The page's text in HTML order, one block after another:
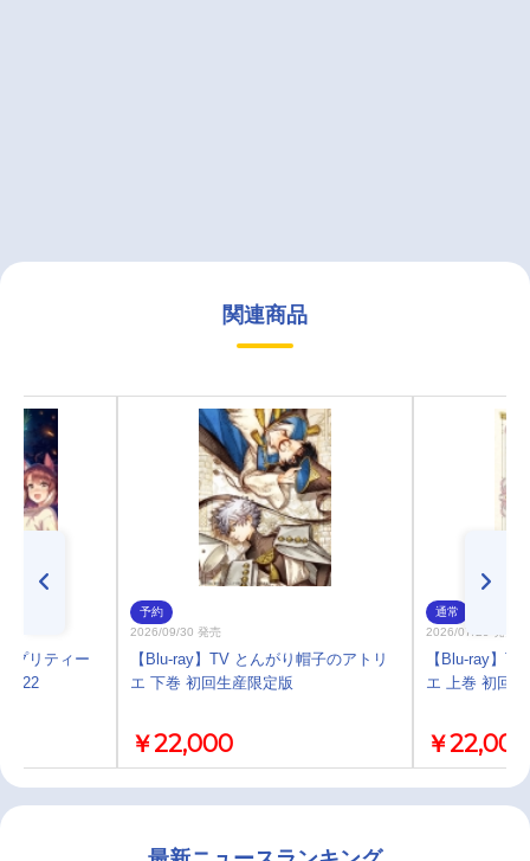
関連商品
プリティー
22
予約
2026/09/30 発売
【Blu-ray】TV とんがり帽子のアトリ
エ 下巻 初回生産限定版
￥22,000
通常
2026/07/29 発売
【Blu-ray】
エ 上巻 初回
￥22,000